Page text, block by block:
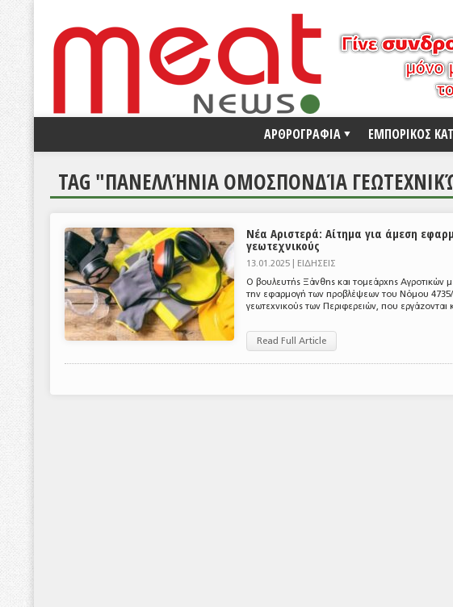
ΑΡΘΡΟΓΡΑΦΙΑ ΕΜΠΟΡΙΚΟΣ
TAG "ΠΑΝΕΛΛΉΝΙΑ ΟΜΟΣΠΟΝΔΊΑ
Νέα Αριστερά: Αίτημα για άμεση
γεωτεχνικούς
13.01.2025 | ΕΙΔΗΣΕΙΣ
Ο βουλευτής Ξάνθης και τομεάρχης
την εφαρμογή των προβλέψεων του Νόμου
γεωτεχνικούς των Περιφερειών, που εργάζονται
Read Full Article